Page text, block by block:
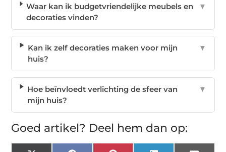
Waar kan ik budgetvriendelijke meubels en
decoraties vinden?
▼
Kan ik zelf decoraties maken voor mijn
huis?
▼
Hoe beïnvloedt verlichting de sfeer van
mijn huis?
▼
Goed artikel? Deel hem dan op: